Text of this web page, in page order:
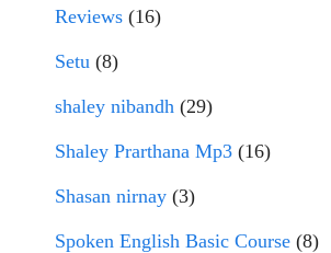
Reviews (16)
Setu (8)
shaley nibandh (29)
Shaley Prarthana Mp3 (16)
Shasan nirnay (3)
Spoken English Basic Course (8)